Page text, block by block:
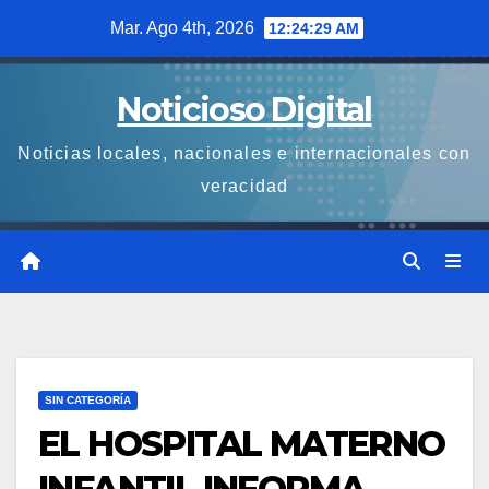
Mar. Ago 4th, 2026 12:24:29 AM
Noticioso Digital
Noticias locales, nacionales e internacionales con
veracidad
SIN CATEGORÍA
EL HOSPITAL MATERNO